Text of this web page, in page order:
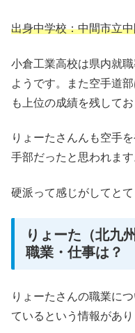
出身中学校：中間市立
小倉工業高校は県内就
ようです。また空手道
も上位の成績を残してお
りょーたさんんも空手
手部だったと思われます
硬派って感じがしてと
りょーた（北九
職業・仕事は？
りょーたさんの職業に
ているという情報があり